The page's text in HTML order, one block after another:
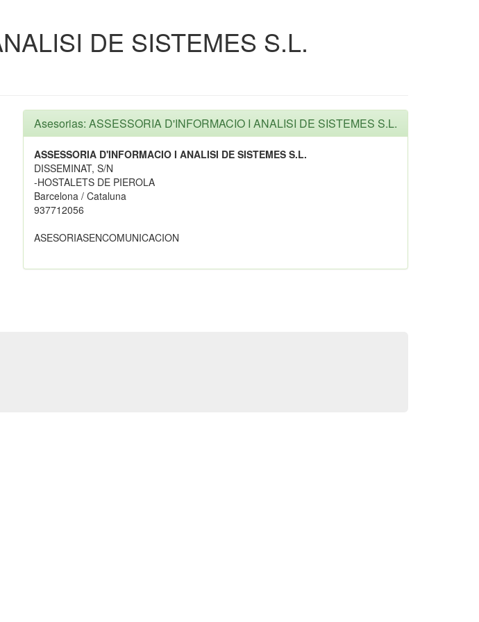
DE SISTEMES S.L.
Asesorias: ASSESSORIA D'INFORMACIO I ANALISI DE SISTEMES S.L.
ASSESSORIA D'INFORMACIO I ANALISI DE SISTEMES S.L.
DISSEMINAT, S/N
-HOSTALETS DE PIEROLA
Barcelona / Cataluna
937712056
ASESORIASENCOMUNICACION